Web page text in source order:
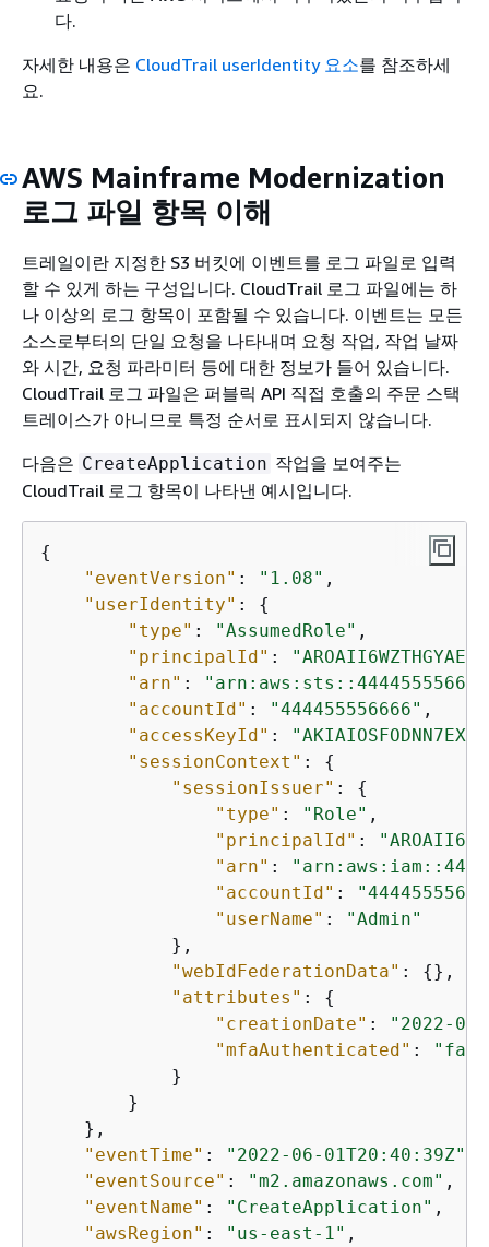
다.
자세한 내용은 CloudTrail userIdentity 요소를 참조하세
요.
AWS Mainframe Modernization
로그 파일 항목 이해
트레일이란 지정한 S3 버킷에 이벤트를 로그 파일로 입력
할 수 있게 하는 구성입니다. CloudTrail 로그 파일에는 하
나 이상의 로그 항목이 포함될 수 있습니다. 이벤트는 모든
소스로부터의 단일 요청을 나타내며 요청 작업, 작업 날짜
와 시간, 요청 파라미터 등에 대한 정보가 들어 있습니다.
CloudTrail 로그 파일은 퍼블릭 API 직접 호출의 주문 스택
트레이스가 아니므로 특정 순서로 표시되지 않습니다.
다음은 CreateApplication 작업을 보여주는
CloudTrail 로그 항목이 나타낸 예시입니다.
{
"eventVersion" : "1.08" ,
"userIdentity" : {
"type" : "AssumedRole" ,
"principalId" :
"arn" :
"accountId" : "444455556666" ,
"accessKeyId" :
"sessionContext" : {
"sessionIssuer" : {
"type" : "Role" ,
"principalId" :
"arn" :
"accountId" :
"userName" :
"Admin"
            },
"webIdFederationData" : {},
"attributes" : {
"creationDate" :
"2022-
"mfaAuthenticated" :
            }
        }
    },
"eventTime" : "2022-06-01T20:40:39Z"
"eventSource" : "m2.amazonaws.com" ,
"eventName" : "CreateApplication" ,
"awsRegion" : "us-east-1" ,